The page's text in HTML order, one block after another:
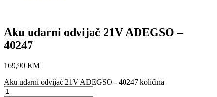
Aku udarni odvijač 21V ADEGSO –
40247
169,90 KM
Aku udarni odvijač 21V ADEGSO - 40247 količina